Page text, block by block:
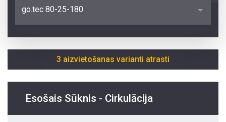
go.tec 80-25-180
3 aizvietošanas varianti atrasti
Esošais Sūknis - Cirkulācija